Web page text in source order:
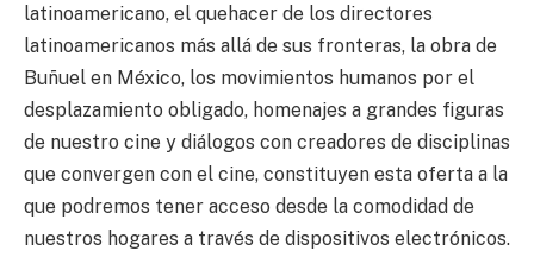
latinoamericano, el quehacer de los directores
latinoamericanos más allá de sus fronteras, la obra de
Buñuel en México, los movimientos humanos por el
desplazamiento obligado, homenajes a grandes figuras
de nuestro cine y diálogos con creadores de disciplinas
que convergen con el cine, constituyen esta oferta a la
que podremos tener acceso desde la comodidad de
nuestros hogares a través de dispositivos electrónicos.